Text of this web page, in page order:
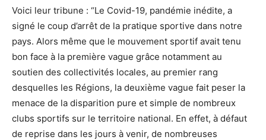
Voici leur tribune : “Le Covid-19, pandémie inédite, a
signé le coup d’arrêt de la pratique sportive dans notre
pays. Alors même que le mouvement sportif avait tenu
bon face à la première vague grâce notamment au
soutien des collectivités locales, au premier rang
desquelles les Régions, la deuxième vague fait peser la
menace de la disparition pure et simple de nombreux
clubs sportifs sur le territoire national. En effet, à défaut
de reprise dans les jours à venir, de nombreuses